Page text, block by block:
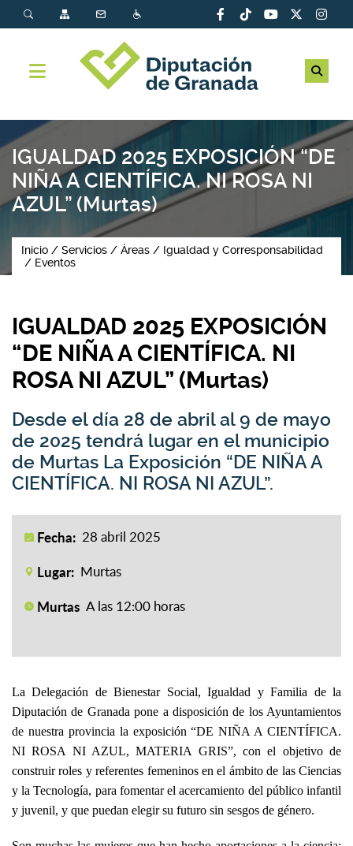
IGUALDAD 2025 EXPOSICIÓN “DE
NIÑA A CIENTÍFICA. NI ROSA NI
AZUL” (Murtas)
Inicio Servicios Áreas
Igualdad y Corresponsabilidad
Eventos
IGUALDAD 2025 EXPOSICIÓN
“DE NIÑA A CIENTÍFICA. NI
ROSA NI AZUL” (Murtas)
Desde el día 28 de abril al 9 de mayo
de 2025 tendrá lugar en el municipio
de Murtas La Exposición “DE NIÑA A
CIENTÍFICA. NI ROSA NI AZUL”.
Fecha: 28 abril 2025
Lugar: Murtas
Murtas A las 12:00 horas
La Delegación de Bienestar Social, Igualdad y Familia de la
Diputación de Granada pone a disposición de los Ayuntamientos
de nuestra provincia la exposición “DE NIÑA A CIENTÍFICA.
NI ROSA NI AZUL, MATERIA GRIS”, con el objetivo de
construir roles y referentes femeninos en el ámbito de las Ciencias
y la Tecnología, para fomentar el acercamiento del público infantil
y juvenil, y que puedan elegir su futuro sin sesgos de género.